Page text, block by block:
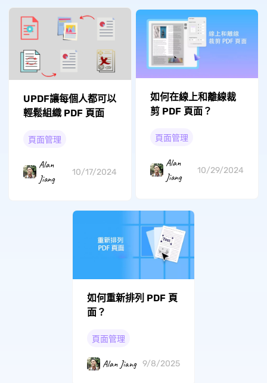
UPDF讓每個人都可以
輕鬆組織 PDF 頁面
頁面管理
Alan
Jiang
10/17/2024
如何在線上和離線裁
剪 PDF 頁面？
頁面管理
Alan
Jiang
10/29/2024
如何重新排列 PDF 頁
面？
頁面管理
Alan Jiang 9/8/2025